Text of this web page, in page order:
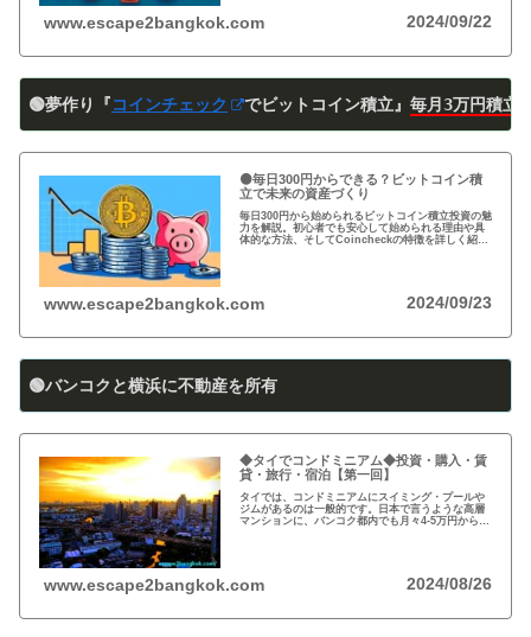
www.escape2bangkok.com 2024/09/22
🟢夢作り『コインチェック でビットコイン積立』 毎月3万円積立
🟠毎日300円からできる？ビットコイン積
立で未来の資産づくり
毎日300円から始められるビットコイン積立投資の魅
力を解説。初心者でも安心して始められる理由や具
体的な方法、そしてCoincheckの特徴を詳しく紹
www.escape2bangkok.com 2024/09/23
🟢バンコクと横浜に不動産を所有
◆タイでコンドミニアム◆投資・購入・賃
貸・旅行・宿泊【第一回】
タイでは、コンドミニアムにスイミング・プールや
ジムがあるのは一般的です。日本で言うような高層
マンションに、バンコク都内でも月々4-5万円から賃
www.escape2bangkok.com 2024/08/26